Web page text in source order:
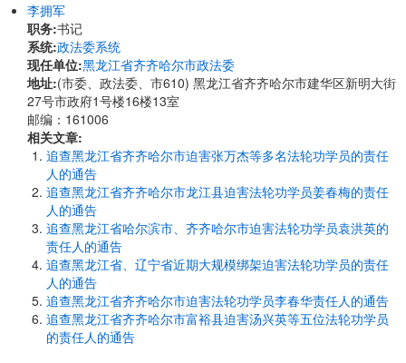
李拥军
职务:书记
系统:政法委系统
现任单位:黑龙江省齐齐哈尔市政法委
地址:(市委、政法委、市610) 黑龙江省齐齐哈尔市建华区新明大街
27号市政府1号楼16楼13室
邮编：161006
相关文章:
追查黑龙江省齐齐哈尔市迫害张万杰等多名法轮功学员的责任
人的通告
追查黑龙江省齐齐哈尔市龙江县迫害法轮功学员姜春梅的责任
人的通告
追查黑龙江省哈尔滨市、齐齐哈尔市迫害法轮功学员袁洪英的
责任人的通告
追查黑龙江省、辽宁省近期大规模绑架迫害法轮功学员的责任
人的通告
追查黑龙江省齐齐哈尔市迫害法轮功学员李春华责任人的通告
追查黑龙江省齐齐哈尔市富裕县迫害汤兴英等五位法轮功学员
的责任人的通告